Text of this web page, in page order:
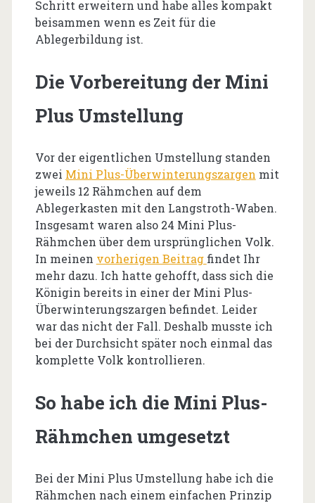
Schritt erweitern und habe alles kompakt
beisammen wenn es Zeit für die
Ablegerbildung ist.
Die Vorbereitung der Mini
Plus Umstellung
Vor der eigentlichen Umstellung standen
zwei Mini Plus-Überwinterungszargen mit
jeweils 12 Rähmchen auf dem
Ablegerkasten mit den Langstroth-Waben.
Insgesamt waren also 24 Mini Plus-
Rähmchen über dem ursprünglichen Volk.
In meinen vorherigen Beitrag findet Ihr
mehr dazu. Ich hatte gehofft, dass sich die
Königin bereits in einer der Mini Plus-
Überwinterungszargen befindet. Leider
war das nicht der Fall. Deshalb musste ich
bei der Durchsicht später noch einmal das
komplette Volk kontrollieren.
So habe ich die Mini Plus-
Rähmchen umgesetzt
Bei der Mini Plus Umstellung habe ich die
Rähmchen nach einem einfachen Prinzip